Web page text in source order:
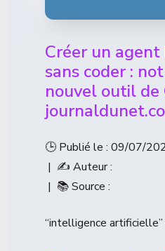
Créer un
sans coder :
nouvel outil de
🕒 Publié le : 09/07/
| ✍️ Auteur :
| 📚 Source :
“intelligence